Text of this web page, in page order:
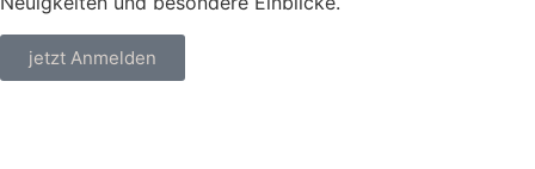
jetzt Anmelden